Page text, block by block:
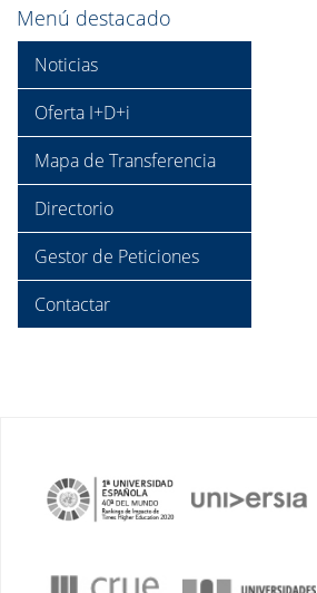
Menú destacado
Noticias
Oferta I+D+i
Mapa de Transferencia
Directorio
Gestor de Peticiones
Contactar